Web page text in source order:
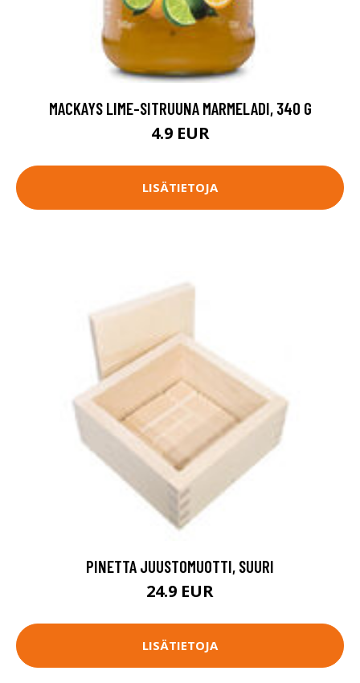
MACKAYS LIME-SITRUUNA MARMELADI, 340 G
4.9 EUR
LISÄTIETOJA
PINETTA JUUSTOMUOTTI, SUURI
24.9 EUR
LISÄTIETOJA